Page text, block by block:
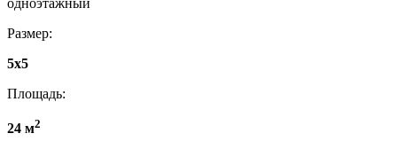
одноэтажный
Размер:
5х5
Площадь:
24 м2